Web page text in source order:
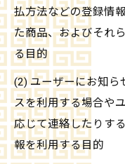
払方法などの登録情
た商品、およびそれ
る目的
(2) ユーザーにお知ら
スを利用する場合や
応じて連絡したりす
報を利用する目的